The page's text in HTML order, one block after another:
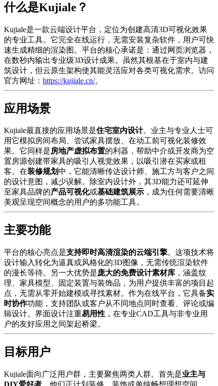
什么是Kujiale？
Kujiale是一款云端设计平台，定位为创建高清3D可视化效果
的专业工具。它完全在线运行，无需安装复杂软件，用户可快
速生成精细的渲染图。平台的核心承诺是：通过网页浏览器，
在数秒内输出专业级3D设计成果。虽然其根基在于室内与建
筑设计，但云原生架构使其能灵活应对各类可视化需求。访问
官方网址： https://kujiale.cn/。
应用场景
Kujiale最直接的应用场景是住宅室内设计。业主与专业人士可
用它模拟房间布局、尝试家具摆放、在动工前可视化装修效
果。它同样是房地产虚拟布置的利器，帮助中介或开发商为空
置房源创建带家具的吸引人视觉效果，以吸引潜在买家或租
客。在装修规划中，它能清晰传达设计师、施工方与客户之间
的设计意图，减少误解。除室内设计外，其3D能力还可延伸
至家具品牌的产品可视化或基础建筑展示 ，成为任何需要清晰
美观呈现空间概念的用户的多功能工具。
主要功能
平台的核心亮点是支持即时高清渲染的云端引擎。这项技术将
设计输入转化为逼真或风格化的3D图像，无需传统渲染软件
的漫长等待。另一大优势是庞大的免费设计素材库 ，涵盖纹
理、家具模型、固定装置与装饰品，为用户提供丰富的项目起
点，无需从零开始建模或寻找素材。作为在线平台，它具备实
时协作功能，支持团队或客户从不同地点同时查看、评论或编
辑设计。界面设计注重易用性 ，在专业CAD工具与非专业用
户的友好应用之间架起桥梁。
目标用户
Kujiale面向广泛用户群，主要聚焦两类人群。首先是业主与
DIY爱好者 ，他们正计划装修、装饰或单纯畅想理想空间。